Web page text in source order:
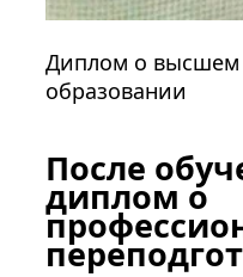
Диплом о высшем
образовании
После
диплом о